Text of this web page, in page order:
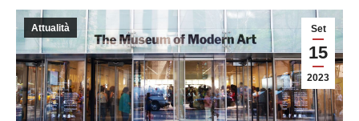
Set
15
2023
Attualità